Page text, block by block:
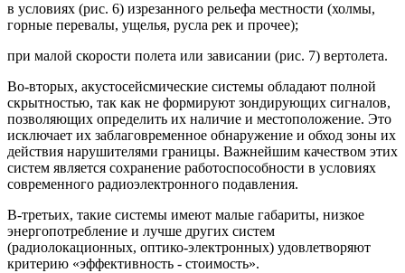
в условиях (рис. 6) изрезанного рельефа местности (холмы,
горные перевалы, ущелья, русла рек и прочее);
при малой скорости полета или зависании (рис. 7) вертолета.
Во-вторых, акустосейсмические системы обладают полной
скрытностью, так как не формируют зондирующих сигналов,
позволяющих определить их наличие и местоположение. Это
исключает их заблаговременное обнаружение и обход зоны их
действия нарушителями границы. Важнейшим качеством этих
систем является сохранение работоспособности в условиях
современного радиоэлектронного подавления.
В-третьих, такие системы имеют малые габариты, низкое
энергопотребление и лучше других систем
(радиолокационных, оптико-электронных) удовлетворяют
критерию «эффективность - стоимость».